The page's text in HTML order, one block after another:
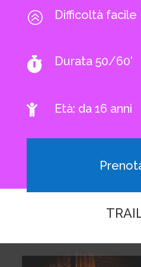
> Difficoltà facile
 Durata 50/60'
 Età: da 16 anni